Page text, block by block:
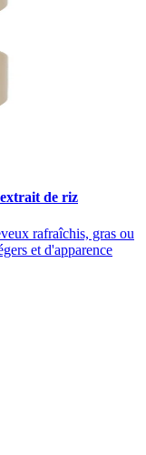
de riz
rafraîchis, gras ou
et d'apparence